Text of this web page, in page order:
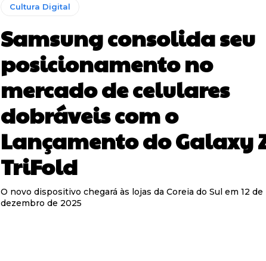
Cultura Digital
Samsung consolida seu
posicionamento no
mercado de celulares
dobráveis com o
Lançamento do Galaxy
TriFold
O novo dispositivo chegará às lojas da Coreia do Sul em 12 de
dezembro de 2025